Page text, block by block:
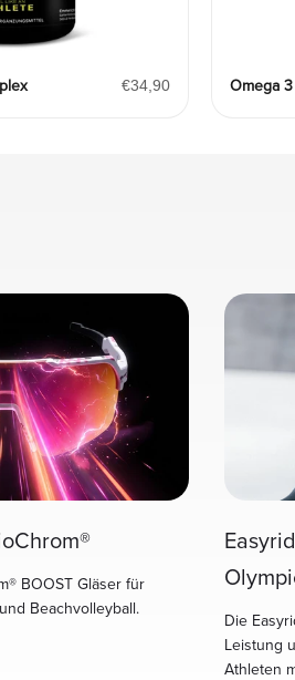
Angebot
€34,90 Omega
BOOST Gläser für
Beachvolleyball.
Die
Leistung
Athleten